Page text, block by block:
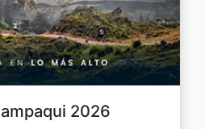
2026